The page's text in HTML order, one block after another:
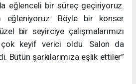
eğlenceli bir süreç geçiriyoruz.
eğleniyoruz. Böyle bir konser
bir seyirciye çalışmalarımızı
keyif verici oldu. Salon da
Bütün şarkılarımıza eşlik ettiler”